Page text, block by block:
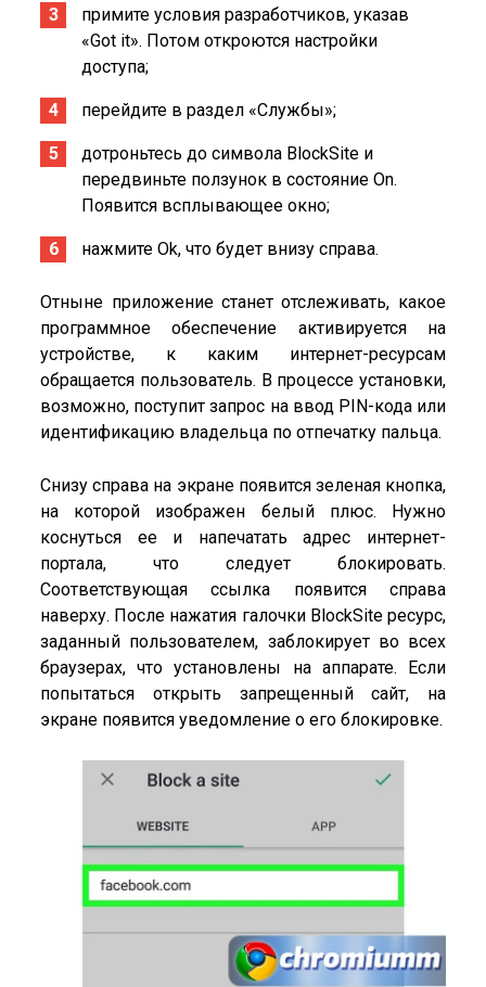
примите условия разработчиков, указав
«Got it». Потом откроются настройки
доступа;
перейдите в раздел «Службы»;
дотроньтесь до символа BlockSite и
передвиньте ползунок в состояние On.
Появится всплывающее окно;
нажмите Ok, что будет внизу справа.
Отныне приложение станет отслеживать, какое
программное обеспечение активируется на
устройстве, к каким интернет-ресурсам
обращается пользователь. В процессе установки,
возможно, поступит запрос на ввод PIN-кода или
идентификацию владельца по отпечатку пальца.
Снизу справа на экране появится зеленая кнопка,
на которой изображен белый плюс. Нужно
коснуться ее и напечатать адрес интернет-
портала, что следует блокировать.
Соответствующая ссылка появится справа
наверху. После нажатия галочки BlockSite ресурс,
заданный пользователем, заблокирует во всех
браузерах, что установлены на аппарате. Если
попытаться открыть запрещенный сайт, на
экране появится уведомление о его блокировке.